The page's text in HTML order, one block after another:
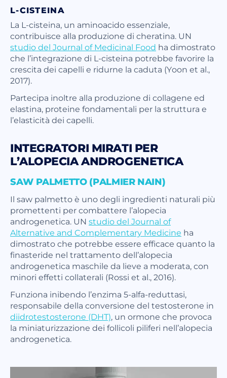
L-CISTEINA
La L-cisteina, un aminoacido essenziale,
contribuisce alla produzione di cheratina. UN
studio del Journal of Medicinal Food ha dimostrato
che l’integrazione di L-cisteina potrebbe favorire la
crescita dei capelli e ridurne la caduta (Yoon et al.,
2017).
Partecipa inoltre alla produzione di collagene ed
elastina, proteine fondamentali per la struttura e
l’elasticità dei capelli.
INTEGRATORI MIRATI PER
L’ALOPECIA ANDROGENETICA
SAW PALMETTO (PALMIER NAIN)
Il saw palmetto è uno degli ingredienti naturali più
promettenti per combattere l’alopecia
androgenetica. UN studio del Journal of
Alternative and Complementary Medicine ha
dimostrato che potrebbe essere efficace quanto la
finasteride nel trattamento dell’alopecia
androgenetica maschile da lieve a moderata, con
minori effetti collaterali (Rossi et al., 2016).
Funziona inibendo l’enzima 5-alfa-reduttasi,
responsabile della conversione del testosterone in
diidrotestosterone (DHT), un ormone che provoca
la miniaturizzazione dei follicoli piliferi nell’alopecia
androgenetica.